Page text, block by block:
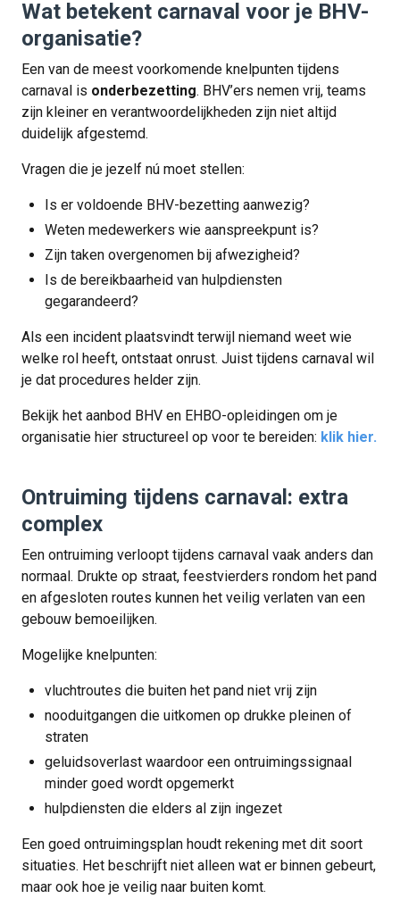
Wat betekent carnaval voor je BHV-
organisatie?
Een van de meest voorkomende knelpunten tijdens
carnaval is onderbezetting. BHV’ers nemen vrij, teams
zijn kleiner en verantwoordelijkheden zijn niet altijd
duidelijk afgestemd.
Vragen die je jezelf nú moet stellen:
Is er voldoende BHV-bezetting aanwezig?
Weten medewerkers wie aanspreekpunt is?
Zijn taken overgenomen bij afwezigheid?
Is de bereikbaarheid van hulpdiensten
gegarandeerd?
Als een incident plaatsvindt terwijl niemand weet wie
welke rol heeft, ontstaat onrust. Juist tijdens carnaval wil
je dat procedures helder zijn.
Bekijk het aanbod BHV en EHBO-opleidingen om je
organisatie hier structureel op voor te bereiden: klik hier.
Ontruiming tijdens carnaval: extra
complex
Een ontruiming verloopt tijdens carnaval vaak anders dan
normaal. Drukte op straat, feestvierders rondom het pand
en afgesloten routes kunnen het veilig verlaten van een
gebouw bemoeilijken.
Mogelijke knelpunten:
vluchtroutes die buiten het pand niet vrij zijn
nooduitgangen die uitkomen op drukke pleinen of
straten
geluidsoverlast waardoor een ontruimingssignaal
minder goed wordt opgemerkt
hulpdiensten die elders al zijn ingezet
Een goed ontruimingsplan houdt rekening met dit soort
situaties. Het beschrijft niet alleen wat er binnen gebeurt,
maar ook hoe je veilig naar buiten komt.